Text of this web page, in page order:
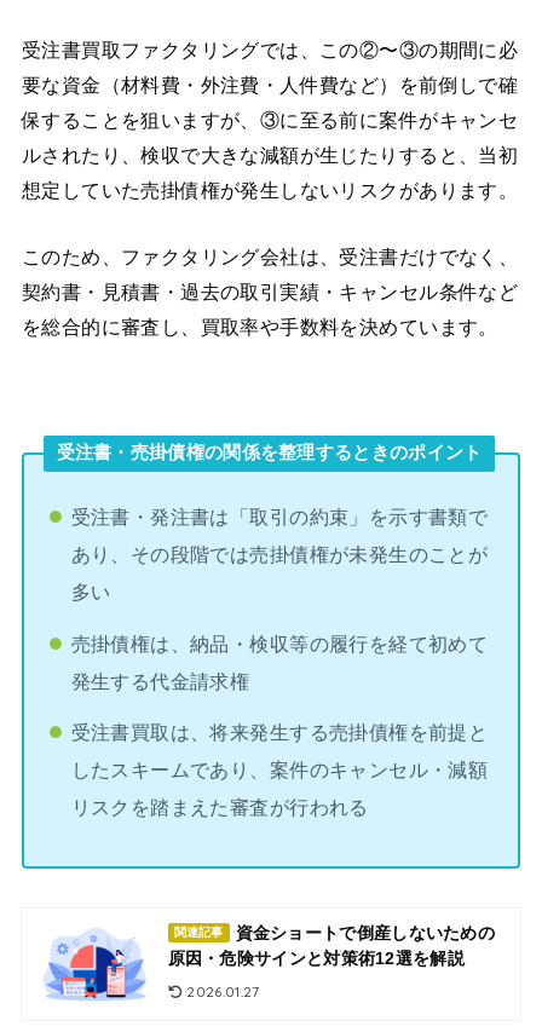
受注書買取ファクタリングでは、この②〜③の期間に必
要な資金（材料費・外注費・人件費など）を前倒しで確
保することを狙いますが、③に至る前に案件がキャンセ
ルされたり、検収で大きな減額が生じたりすると、当初
想定していた売掛債権が発生しないリスクがあります。
このため、ファクタリング会社は、受注書だけでなく、
契約書・見積書・過去の取引実績・キャンセル条件など
を総合的に審査し、買取率や手数料を決めています。
受注書・売掛債権の関係を整理するときのポイント
受注書・発注書は「取引の約束」を示す書類で
あり、その段階では売掛債権が未発生のことが
多い
売掛債権は、納品・検収等の履行を経て初めて
発生する代金請求権
受注書買取は、将来発生する売掛債権を前提と
したスキームであり、案件のキャンセル・減額
リスクを踏まえた審査が行われる
関連記事
資金ショートで倒産しないための
原因・危険サインと対策術12選を解説
2026.01.27